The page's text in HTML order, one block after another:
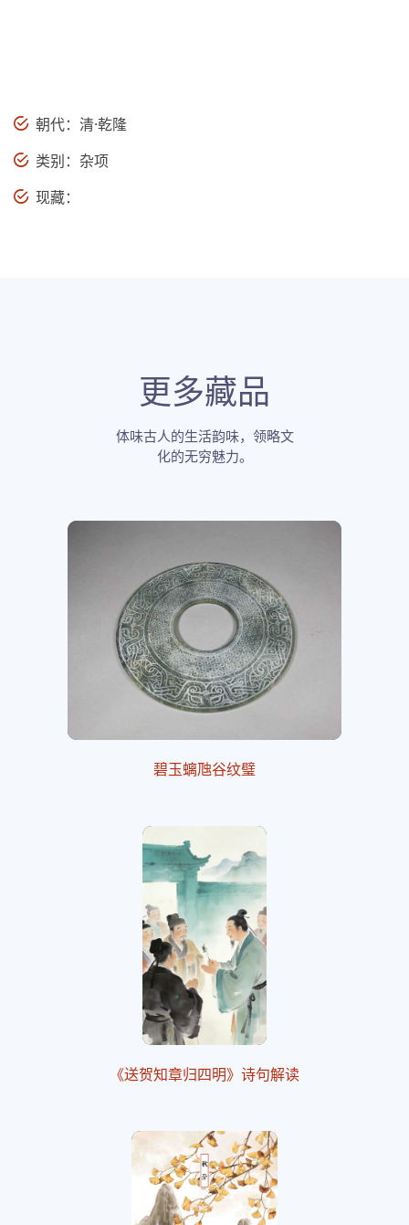
朝代：清·乾隆
类别：杂项
现藏：
更多藏品
体味古人的生活韵味，领略文
化的无穷魅力。
碧玉螭虺谷纹璧
《送贺知章归四明》诗句解读